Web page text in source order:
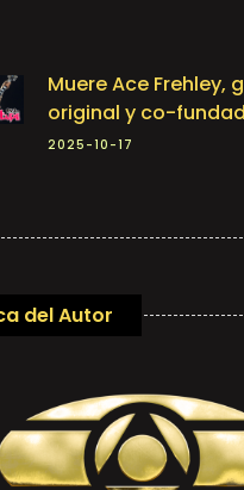
Muere Ace Frehley,
original y co-
2025-10-17
del Autor